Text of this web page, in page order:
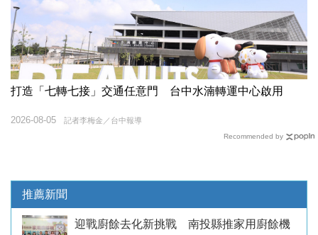
打造「七轉七接」交通任意門 台中水湳轉運中心啟用
記者李梅金／台中報導
2026-08-05
Recommended by
推薦新聞
迎戰廚餘去化新挑戰 南投縣推家用廚餘機